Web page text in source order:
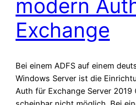
modern
Exchange
Bei einem ADFS auf einem
Windows Server ist die
Auth für Exchange Server 2019